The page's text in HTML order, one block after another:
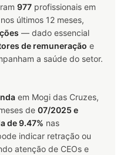
977 profissionais em
nos últimos 12 meses,
— dado essencial
de remuneração e
a saúde do setor.
em Mogi das Cruzes,
de 07/2025 e
de 9.47% nas
indicar retração ou
atenção de CEOs e